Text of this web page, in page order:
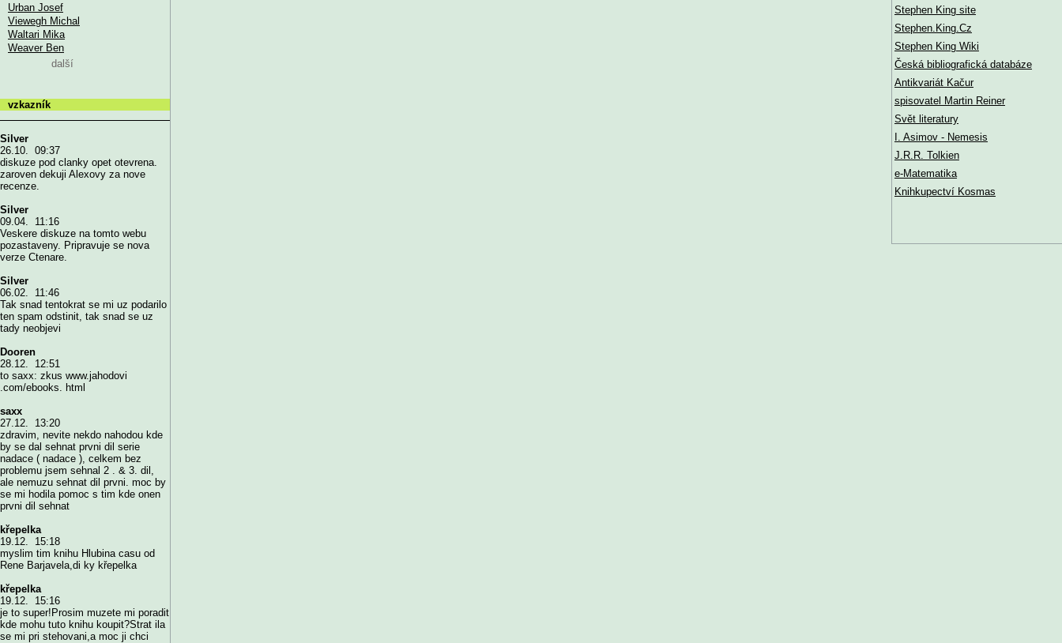
Urban Josef
Viewegh Michal
Waltari Mika
Weaver Ben
další
vzkazník
Silver
26.10. 09:37
diskuze pod clanky opet otevrena.
zaroven dekuji Alexovy za nove
recenze.
Silver
09.04. 11:16
Veskere diskuze na tomto webu
pozastaveny. Pripravuje se nova
verze Ctenare.
Silver
06.02. 11:46
Tak snad tentokrat se mi uz podarilo
ten spam odstinit, tak snad se uz
tady neobjevi
Dooren
28.12. 12:51
to saxx: zkus www.jahodovi
.com/ebooks. html
saxx
27.12. 13:20
zdravim, nevite nekdo nahodou kde
by se dal sehnat prvni dil serie
nadace ( nadace ), celkem bez
problemu jsem sehnal 2 . & 3. dil,
ale nemuzu sehnat dil prvni. moc by
se mi hodila pomoc s tim kde onen
prvni dil sehnat
křepelka
19.12. 15:18
myslim tim knihu Hlubina casu od
Rene Barjavela,di ky křepelka
křepelka
19.12. 15:16
je to super!Prosim muzete mi poradit
kde mohu tuto knihu koupit?Strat ila
se mi pri stehovani,a moc ji chci
Stephen King site
Stephen.King.Cz
Stephen King Wiki
Česká bibliografická databáze
Antikvariát Kačur
spisovatel Martin Reiner
Svět literatury
I. Asimov - Nemesis
J.R.R. Tolkien
e-Matematika
Knihkupectví Kosmas